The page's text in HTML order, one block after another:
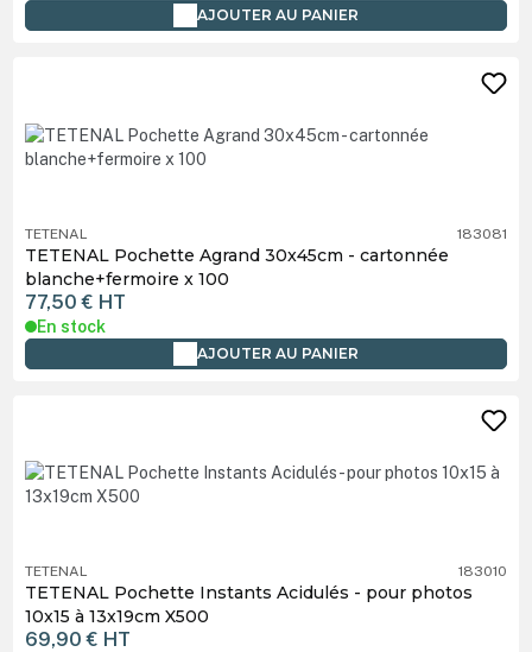
AJOUTER AU PANIER
TETENAL 183081
TETENAL Pochette Agrand 30x45cm - cartonnée
blanche+fermoire x 100
77,50 € HT
En stock
AJOUTER AU PANIER
TETENAL 183010
TETENAL Pochette Instants Acidulés - pour photos
10x15 à 13x19cm X500
69,90 € HT